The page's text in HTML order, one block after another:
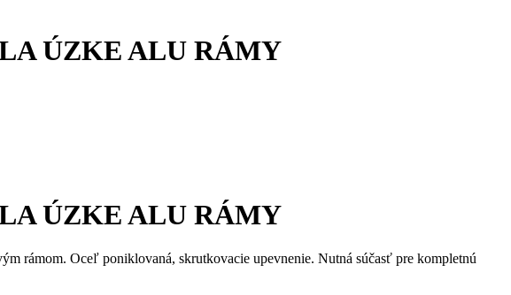
ÚZKE ALU RÁMY
ÚZKE ALU RÁMY
rámom. Oceľ poniklovaná, skrutkovacie upevnenie. Nutná súčasť pre kompletnú